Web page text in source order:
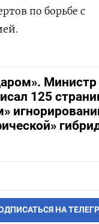
по борьбе с
125
НА